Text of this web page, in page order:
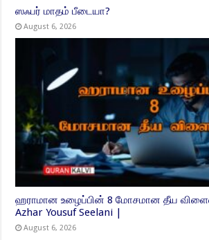
ஸஃபர் மாதம் பீடையா?
August 6, 2026
ஹராமான உழைப்பின் 8 மோசமான தீய
Azhar Yousuf Seelani |
August 6, 2026